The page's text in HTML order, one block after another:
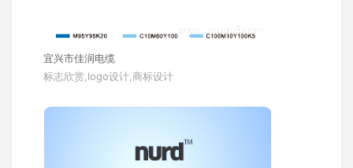
宜兴市佳润电缆
标志欣赏,logo设计,商标设计